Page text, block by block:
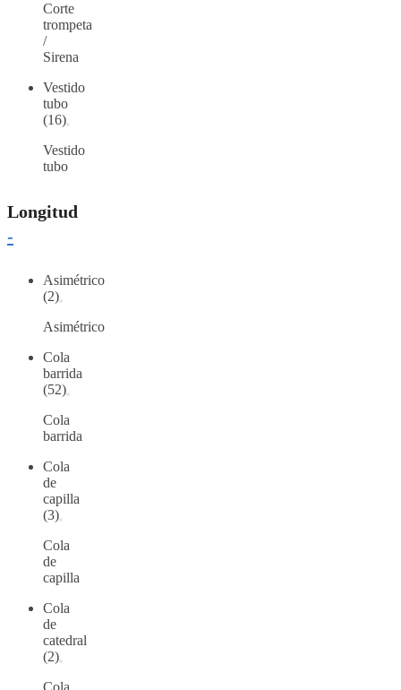
Corte
trompeta
/
Sirena
Vestido
tubo
(16)
Vestido
tubo
Longitud
-
Asimétrico
(2)
Asimétrico
Cola
barrida
(52)
Cola
barrida
Cola
de
capilla
(3)
Cola
de
capilla
Cola
de
catedral
(2)